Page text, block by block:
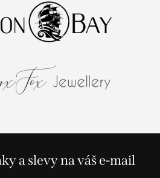
a slevy na váš e-mail